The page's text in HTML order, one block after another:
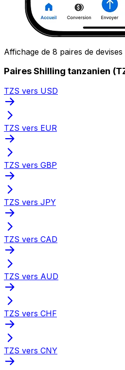
Affichage de 8 paires de
Paires Shilling tanzanien
TZS vers USD
TZS vers EUR
TZS vers GBP
TZS vers JPY
TZS vers CAD
TZS vers AUD
TZS vers CHF
TZS vers CNY